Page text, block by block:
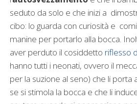
seduto da solo e che inizi a
cibo: lo guarda con curiosità e
manine per portarlo alla bocca.
aver perduto il cosiddetto riflesso
hanno tutti i neonati, ovvero il
per la suzione al seno) che li porta
se si stimola la bocca e che li